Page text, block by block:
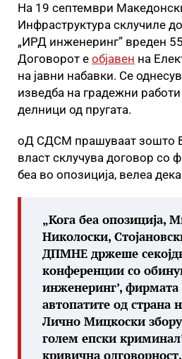
На 19 септември
Инфраструктура склучиле
„ИРД инженеринг” вреден
Договорот е објавен на
на јавни набавки. Се
изведба на градежни работи
делници од пругата.
оД СДСМ прашуваат
власт склучува договор со
беа во опозиција, велеа
„Кога беа опозиција,
Николоски,
ДПМНЕ држеше
конференции со
инженеринг’, фирмата
автопатите од страна
Лично Мицкоски
голем епски
кривична